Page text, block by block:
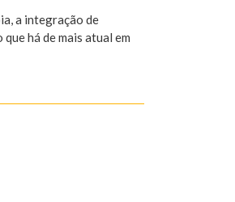
a integração de
há de mais atual em